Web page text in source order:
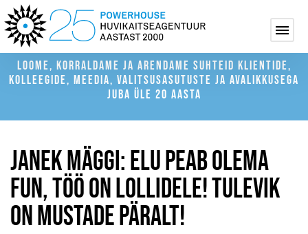
LOOME, KORRALDAME JA ARENDAME SUHTEID KLIENTIDE,
KOLLEEGIDE, MEEDIA, VALITSUSASUTUSTE JA AVALIKKUSEGA
JUBA ÜLE 20 AASTA
JANEK MÄGGI: ELU PEAB OLEMA
FUN, TÖÖ ON LOLLIDELE! TULEVIK
ON MUSTADE PÄRALT!